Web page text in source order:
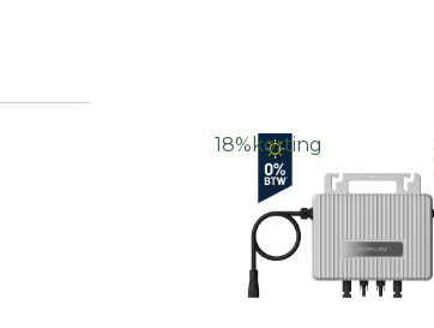
18% korting